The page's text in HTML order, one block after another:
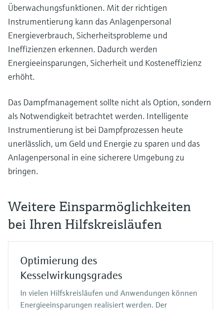
Überwachungsfunktionen. Mit der richtigen
Instrumentierung kann das Anlagenpersonal
Energieverbrauch, Sicherheitsprobleme und
Ineffizienzen erkennen. Dadurch werden
Energieeinsparungen, Sicherheit und Kosteneffizienz
erhöht.
Das Dampfmanagement sollte nicht als Option, sondern
als Notwendigkeit betrachtet werden. Intelligente
Instrumentierung ist bei Dampfprozessen heute
unerlässlich, um Geld und Energie zu sparen und das
Anlagenpersonal in eine sicherere Umgebung zu
bringen.
Weitere Einsparmöglichkeiten
bei Ihren Hilfskreisläufen
Optimierung des
Kesselwirkungsgrades
In vielen Hilfskreisläufen und Anwendungen können
Energieeinsparungen realisiert werden. Der